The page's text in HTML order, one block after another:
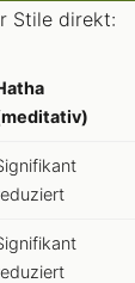
Stile direkt: